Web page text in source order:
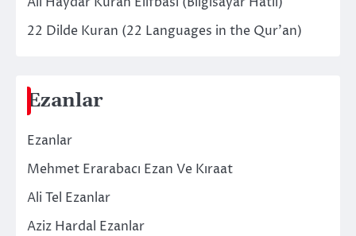
22 Dilde Kuran (22 Languages in the Qur’an)
Ezanlar
Ezanlar
Mehmet Erarabacı Ezan Ve Kıraat
Ali Tel Ezanlar
Aziz Hardal Ezanlar